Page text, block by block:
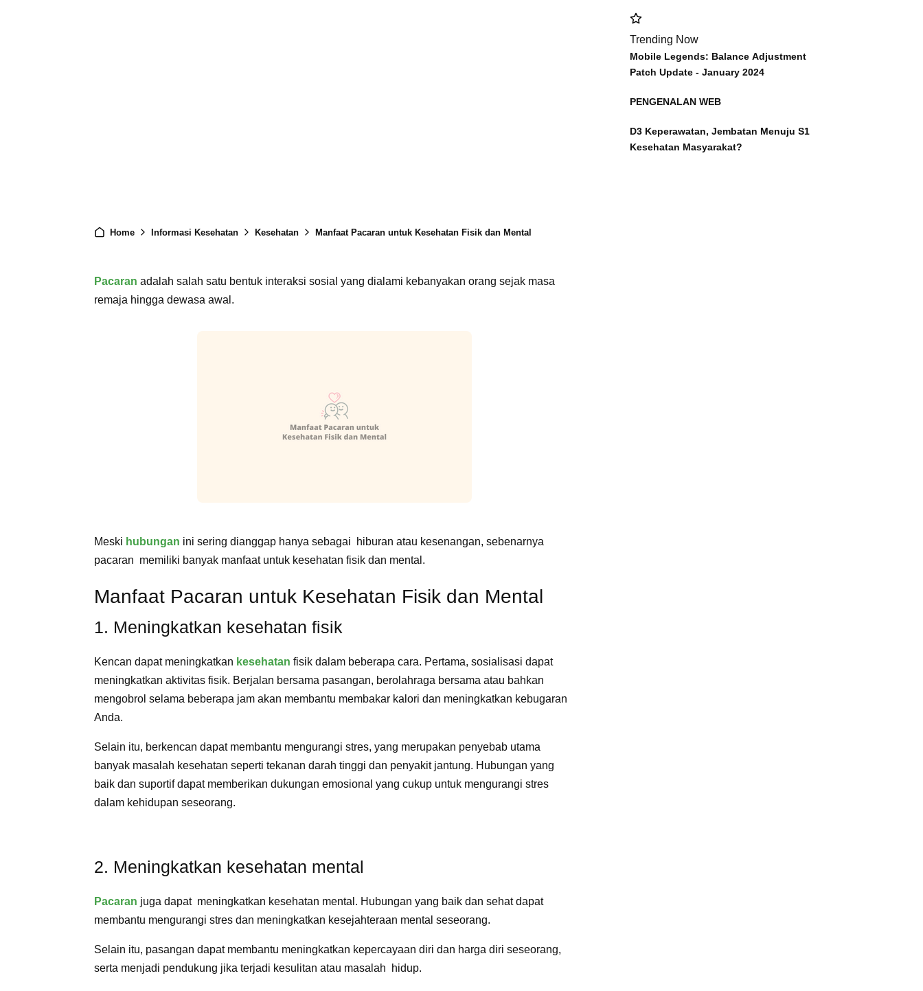
Home Informasi Kesehatan Kesehatan Manfaat Pacaran untuk Kesehatan Fisik dan Mental
Pacaran adalah salah satu bentuk interaksi sosial yang dialami kebanyakan orang sejak masa
remaja hingga dewasa awal.
Meski hubungan ini sering dianggap hanya sebagai hiburan atau kesenangan, sebenarnya
pacaran memiliki banyak manfaat untuk kesehatan fisik dan mental.
Manfaat Pacaran untuk Kesehatan Fisik dan Mental
1. Meningkatkan kesehatan fisik
Kencan dapat meningkatkan kesehatan fisik dalam beberapa cara. Pertama, sosialisasi dapat
meningkatkan aktivitas fisik. Berjalan bersama pasangan, berolahraga bersama atau bahkan
mengobrol selama beberapa jam akan membantu membakar kalori dan meningkatkan kebugaran
Anda.
Selain itu, berkencan dapat membantu mengurangi stres, yang merupakan penyebab utama
banyak masalah kesehatan seperti tekanan darah tinggi dan penyakit jantung. Hubungan yang
baik dan suportif dapat memberikan dukungan emosional yang cukup untuk mengurangi stres
dalam kehidupan seseorang.
2. Meningkatkan kesehatan mental
Pacaran juga dapat meningkatkan kesehatan mental. Hubungan yang baik dan sehat dapat
membantu mengurangi stres dan meningkatkan kesejahteraan mental seseorang.
Selain itu, pasangan dapat membantu meningkatkan kepercayaan diri dan harga diri seseorang,
serta menjadi pendukung jika terjadi kesulitan atau masalah hidup.
Trending Now
Mobile Legends: Balance Adjustment
Patch Update - January 2024
PENGENALAN WEB
D3 Keperawatan, Jembatan Menuju S1
Kesehatan Masyarakat?